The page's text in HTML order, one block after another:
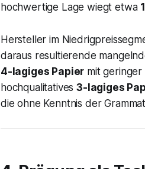
hochwertige Lage wiegt etwa
Hersteller im
daraus resultierende
4-lagiges Papier mit
hochqualitatives3-lagiges
die ohne Kenntnis der